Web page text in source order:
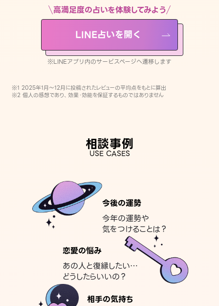
※LINEアプリ内のサービスページへ遷移します
高満足度の占いを体験してみよう
LINE占いを開く
※LINEアプリ内のサービスページへ遷移します
※1 2025年1月〜12月に投稿されたレビューの平均点をもとに算出
※2 個人の感想であり、効果・効能を保証するものではありません
相談事例
USE CASES
今後の運勢
今年の運勢や
気をつけることは？
恋愛の悩み
あの人と復縁したい…
どうしたらいいの？
相手の気持ち